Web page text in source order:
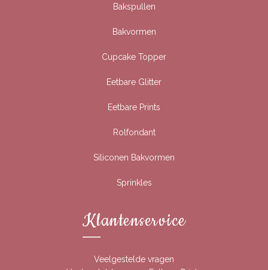
Bakspullen
Bakvormen
Cupcake Topper
Eetbare Glitter
Eetbare Prints
Rolfondant
Siliconen Bakvormen
Sprinkles
Klantenservice
Veelgestelde vragen